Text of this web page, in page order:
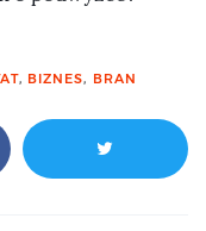
, BIZNES, BRAN